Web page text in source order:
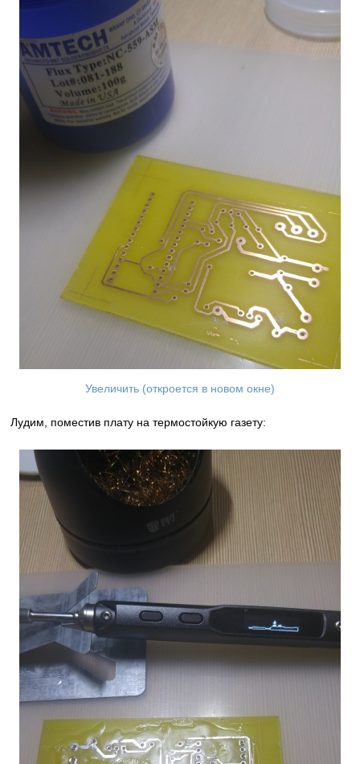
Увеличить (откроется в новом окне)
Лудим, поместив плату на термостойкую газету: